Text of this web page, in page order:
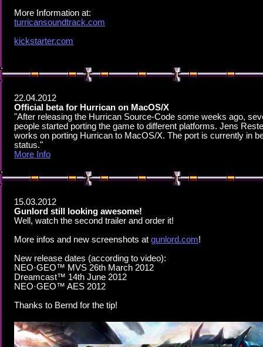
More Information at:
turricansoundtrack.com
kickstarter.com
22.04.2012
Official beta for Hurrican on MacOS/X
"After releasing the Hurrican Source-Code some weeks ago,
people started porting the game to different platforms. Jens
works on porting Hurrican to MacOS/X. The port is currently in
status."
More Info
15.03.2012
Gunlord still looking awesome!
Well, watch the second trailer and order it!
More infos and new screenshots at gunlord.com!
New release dates (according to video):
NEO·GEO™ MVS 26th March 2012
Dreamcast™ 14th June 2012
NEO·GEO™ AES 2012
Thanks to Bernd for the tip!